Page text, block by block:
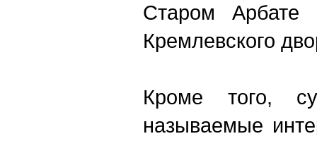
Старом
Кремлевского
Кроме того,
называемые